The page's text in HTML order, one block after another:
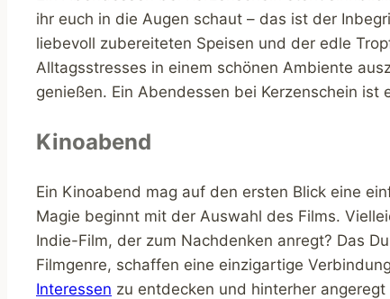
ihr euch in die Augen schaut – das ist der
liebevoll zubereiteten Speisen und der edle
Alltagsstresses in einem schönen Ambiente
genießen. Ein Abendessen bei Kerzenschein ist
Kinoabend
Ein Kinoabend mag auf den ersten Blick eine
Magie beginnt mit der Auswahl des Films.
Indie-Film, der zum Nachdenken anregt? Das
Filmgenre, schaffen eine einzigartige
Interessen zu entdecken und hinterher